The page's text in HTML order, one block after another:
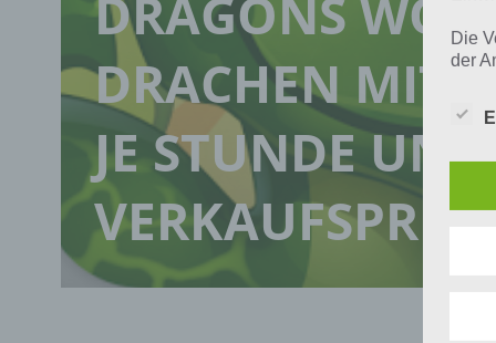
DRAGONS
DRACHEN MIT
JE STUNDE UND
VERKAUFSPREIS
Die
der
Wir